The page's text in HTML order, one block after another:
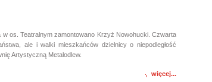
os. Teatralnym zamontowano Krzyż Nowohucki. Czwarta
ale i walki mieszkańców dzielnicy o niepodległość
Artystyczną Metalodlew.
więcej...